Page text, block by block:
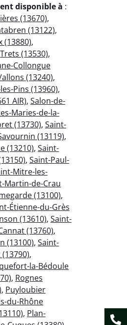
disponible à :
(13670),
(13122),
(13880),
Trets (13530),
Collongue
(13240),
Pins (13960),
AIR), Salon-de-
Maries-de-la-
(13730), Saint-
(13119),
(13210), Saint-
, Saint-Paul-
Mitre-les-
Martin-de-Crau
(13100),
Étienne-du-Grès
(13610), Saint-
(13760),
(13100), Saint-
,
la-Bédoule
, Rognes
, Puyloubier
du-Rhône
, Plan-